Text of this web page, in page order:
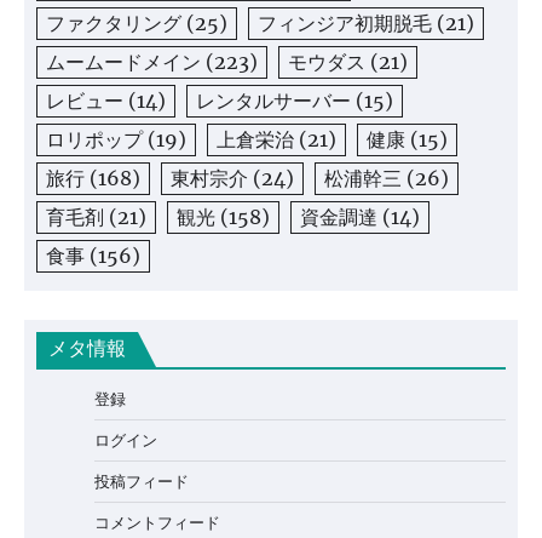
ファクタリング (25) フィンジア初期脱毛 (21)
ムームードメイン (223) モウダス (21)
レビュー (14) レンタルサーバー (15)
ロリポップ(19) 上倉栄治 (21) 健康 (15)
旅行 (168) 東村宗介 (24) 松浦幹三 (26)
育毛剤 (21) 観光 (158) 資金調達 (14)
食事 (156)
メタ情報
登録
ログイン
投稿フィード
コメントフィード